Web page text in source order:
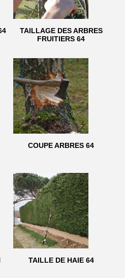
TAILLAGE DES ARBRES
FRUITIERS 64
COUPE ARBRES 64
TAILLE DE HAIE 64